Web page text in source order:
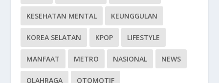
KESEHATAN MENTAL KEUNGGULAN
KOREA SELATAN KPOP LIFESTYLE
MANFAAT METRO NASIONAL NEWS
OLAHRAGA OTOMOTIF